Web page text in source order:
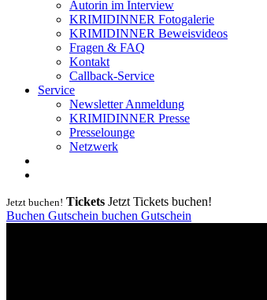
Autorin im Interview
KRIMIDINNER Fotogalerie
KRIMIDINNER Beweisvideos
Fragen & FAQ
Kontakt
Callback-Service
Service
Newsletter Anmeldung
KRIMIDINNER Presse
Presselounge
Netzwerk
Jetzt buchen! Tickets Jetzt Tickets buchen!
Buchen Gutschein buchen Gutschein